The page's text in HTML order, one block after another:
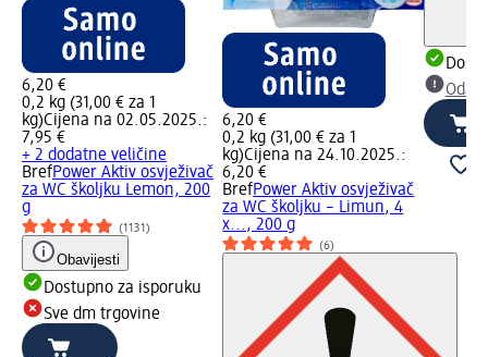
6,20 €
0,2 kg (31,00 € za 1
kg)Cijena na 02.05.2025.:
7,95 €
+ 2 dodatne veličine
BrefPower Aktiv osvježivač
za WC školjku Lemon, 200
g
(1131)
Obavijesti
Dostupno za isporuku
Sve dm trgovine
6,20 €
0,2 kg (31,00 € za 1
kg)Cijena na 24.10.2025.:
6,20 €
BrefPower Aktiv osvježivač
za WC školjku – Limun, 4
x..., 200 g
(6)